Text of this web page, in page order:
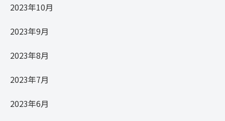
2023年10月
2023年9月
2023年8月
2023年7月
2023年6月